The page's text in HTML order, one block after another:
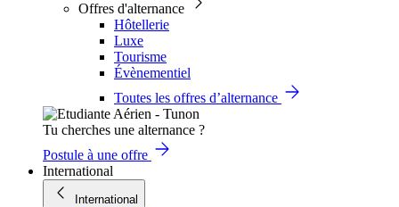
Offres d'alternance
Hôtellerie
Luxe
Tourisme
Évènementiel
Toutes les offres d’alternance
Tu cherches une alternance ?
Postule à une offre
International
International